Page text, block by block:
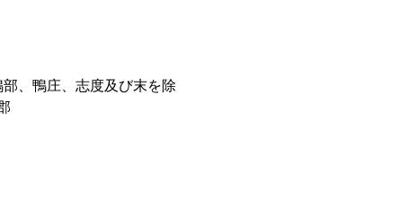
、鴨庄、志度及び末を除